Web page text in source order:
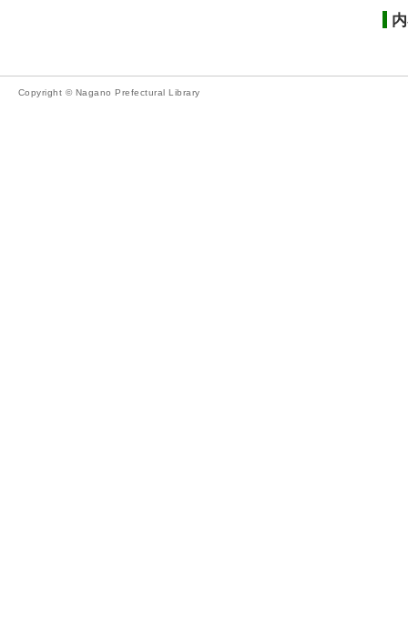
Copyright © Nagano Prefectural Library